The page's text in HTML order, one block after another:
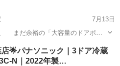
7月13日
まだ余裕の「大容量のドアポケ
どを分けて収納出来る、 「フレッ
冷蔵庫です♪ -------------------...
キッチン家電 ハイセンス
🌟パナソニック｜3ドア冷蔵
N｜2022年製…